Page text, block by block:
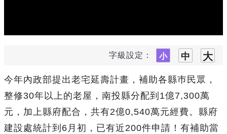
字級設定：
今年內政部提出老宅延壽計畫，補助各縣巿民眾，
整修30年以上的老屋，南投縣分配到1億7,300萬
元，加上縣府配合，共有2億0,540萬元經費。縣府
建設處統計到6月初，已有近200件申請！有補助當